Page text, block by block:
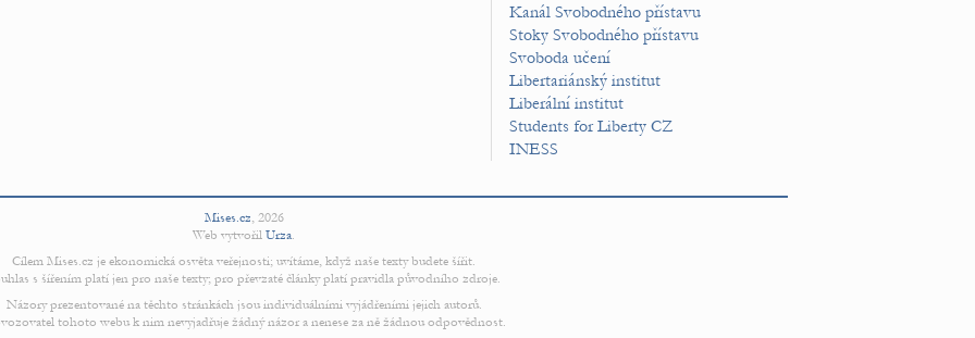
Kanál Svobodného přístavu
Stoky Svobodného přístavu
Svoboda učení
Libertariánský institut
Liberální institut
Students for Liberty CZ
INESS
Mises.cz, 2026
Web vytvořil Urza.
Cílem Mises.cz je ekonomická osvěta veřejnosti; uvítáme, když naše texty budete šířit.
s šířením platí jen pro naše texty; pro převzaté články platí pravidla původního zdroje.
Názory prezentované na těchto stránkách jsou individuálními vyjádřeními jejich autorů.
tohoto webu k nim nevyjadřuje žádný názor a nenese za ně žádnou odpovědnost.